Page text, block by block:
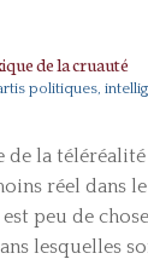
de la cruauté
politiques,
de la
réel dans
peu de
lesquelles